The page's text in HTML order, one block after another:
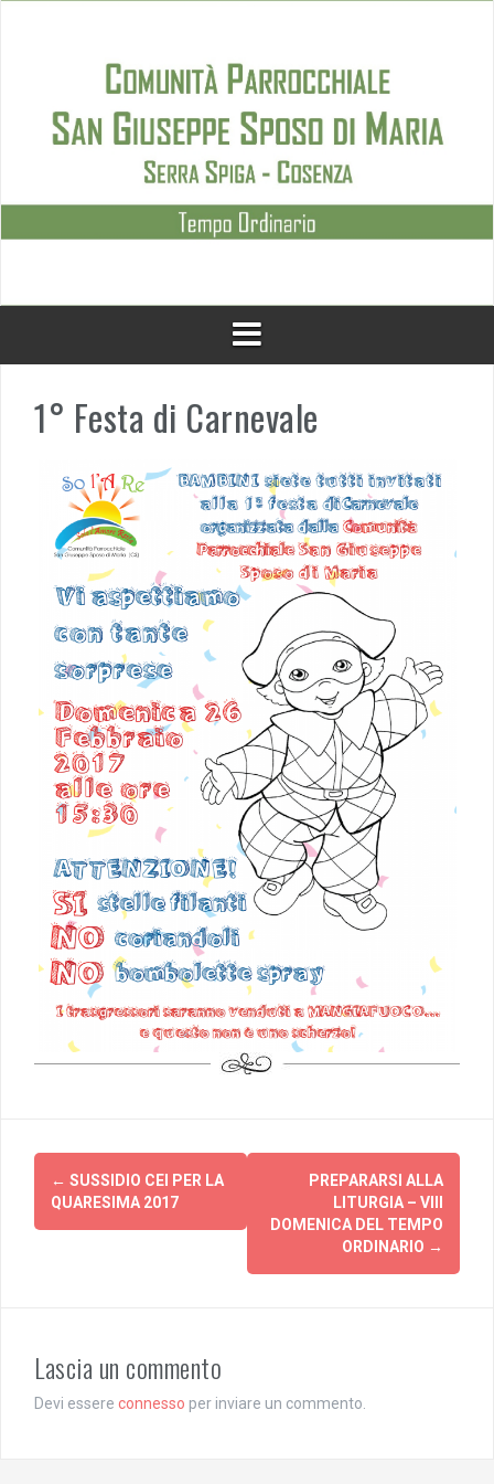
1° Festa di Carnevale
Post
navigation
← SUSSIDIO CEI PER LA
QUARESIMA 2017
PREPARARSI ALLA
LITURGIA – VIII
DOMENICA DEL TEMPO
ORDINARIO →
Lascia un commento
Devi essere connesso per inviare un commento.